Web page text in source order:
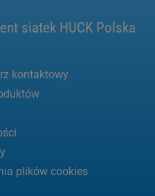
siatek HUCK Polska
kontaktowy
plików cookies